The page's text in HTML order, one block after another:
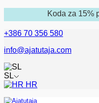
Koda za
+386 70 356 580
info@ajatutaja.com
SL
HR